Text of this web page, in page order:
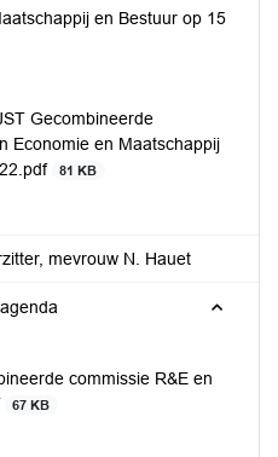
en Bestuur op 15
Gecombineerde
Economie en Maatschappij
81 KB
mevrouw N. Hauet
commissie R&E en
67 KB